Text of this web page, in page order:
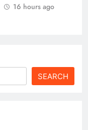
16 hours ago
SEARCH